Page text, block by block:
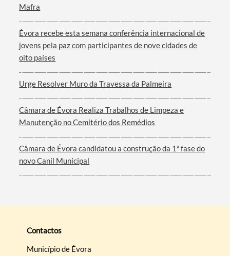
Mafra
Évora recebe esta semana conferência internacional de
jovens pela paz com participantes de nove cidades de
oito países
Urge Resolver Muro da Travessa da Palmeira
Câmara de Évora Realiza Trabalhos de Limpeza e
Manutenção no Cemitério dos Remédios
Câmara de Évora candidatou a construção da 1ª fase do
novo Canil Municipal
Contactos
Município de Évora